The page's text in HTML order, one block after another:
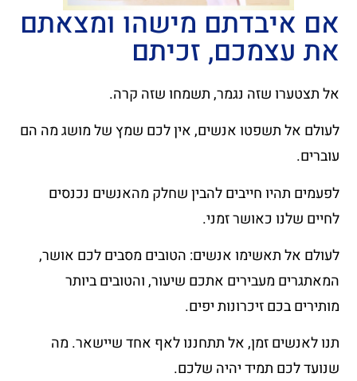
אם איבדתם מישהו ומצאתם
את עצמכם, זכיתם
אל תצטערו שזה נגמר, תשמחו שזה קרה.
לעולם אל תשפטו אנשים, אין לכם שמץ של מושג מה הם
עוברים.
לפעמים תהיו חייבים להבין שחלק מהאנשים נכנסים
לחיים שלנו כאושר זמני.
לעולם אל תאשימו אנשים: הטובים מסבים לכם אושר,
המאתגרים מעבירים אתכם שיעור, והטובים ביותר
מותירים בכם זיכרונות יפים.
תנו לאנשים זמן, אל תתחננו לאף אחד שיישאר. מה
שנועד לכם תמיד יהיה שלכם.